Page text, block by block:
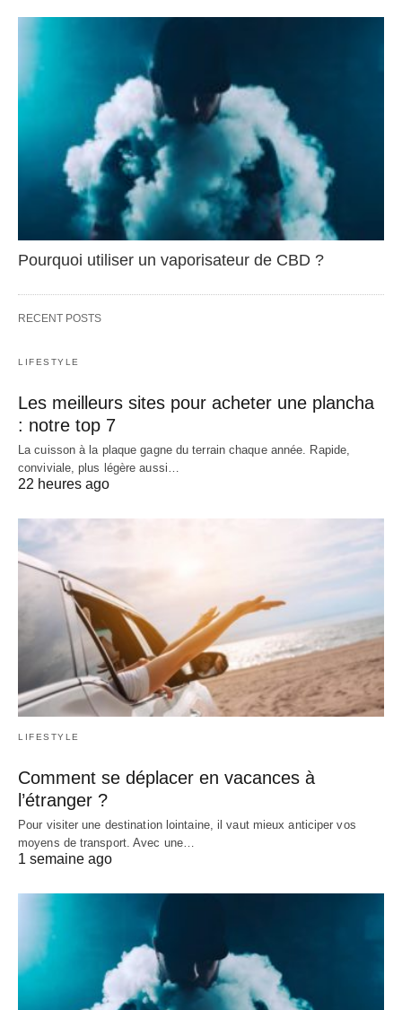
Pourquoi utiliser un vaporisateur de CBD ?
RECENT POSTS
LIFESTYLE
Les meilleurs sites pour acheter une plancha
: notre top 7
La cuisson à la plaque gagne du terrain chaque année. Rapide,
conviviale, plus légère aussi…
22 heures ago
LIFESTYLE
Comment se déplacer en vacances à
l’étranger ?
Pour visiter une destination lointaine, il vaut mieux anticiper vos
moyens de transport. Avec une…
1 semaine ago